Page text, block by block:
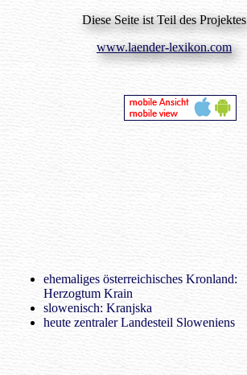
Diese Seite ist Teil des Projektes
www.laender-lexikon.com
ehemaliges österreichisches Kronland:
Herzogtum Krain
slowenisch: Kranjska
heute zentraler Landesteil Sloweniens